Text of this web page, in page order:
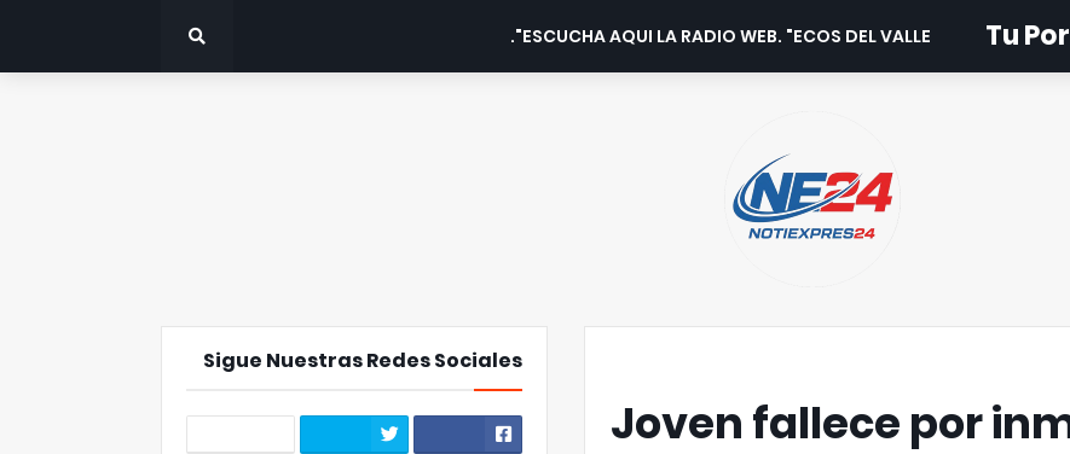
Tu
ESCUCHA AQUI LA RADIO WEB. "ECOS DEL VALLE".
Joven fallece por
Sigue Nuestras Redes Sociales